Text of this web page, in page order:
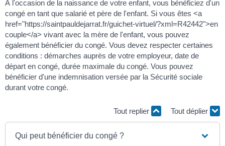
À l'occasion de la naissance de votre enfant, vous bénéficiez d'un
congé en tant que salarié et père de l'enfant. Si vous êtes <a
href="https://saintpauldejarrat.fr/guichet-virtuel/?xml=R42442">en
couple</a> vivant avec la mère de l'enfant, vous pouvez
également bénéficier du congé. Vous devez respecter certaines
conditions : démarches auprès de votre employeur, date de
départ en congé, durée maximale du congé. Vous pouvez
bénéficier d'une indemnisation versée par la Sécurité sociale
durant votre congé.
Tout replier Tout déplier
Qui peut bénéficier du congé ?